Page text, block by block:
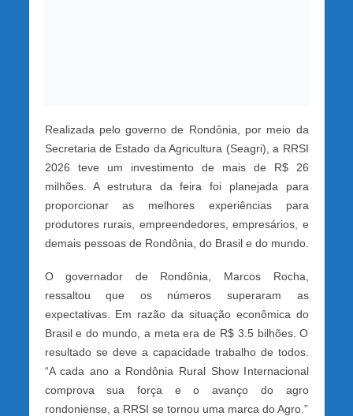
Realizada pelo governo de Rondônia, por meio da
Secretaria de Estado da Agricultura (Seagri), a RRSI
2026 teve um investimento de mais de R$ 26
milhões. A estrutura da feira foi planejada para
proporcionar as melhores experiências para
produtores rurais, empreendedores, empresários, e
demais pessoas de Rondônia, do Brasil e do mundo.
O governador de Rondônia, Marcos Rocha,
ressaltou que os números superaram as
expectativas. Em razão da situação econômica do
Brasil e do mundo, a meta era de R$ 3.5 bilhões. O
resultado se deve a capacidade trabalho de todos.
“A cada ano a Rondônia Rural Show Internacional
comprova sua força e o avanço do agro
rondoniense, a RRSI se tornou uma marca do Agro.”